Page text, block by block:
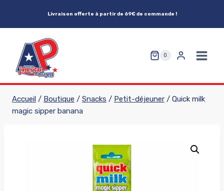
Livraison offerte à partir de 69€ de commande !
0
Accueil / Boutique / Snacks / Petit-déjeuner / Quick milk
magic sipper banana